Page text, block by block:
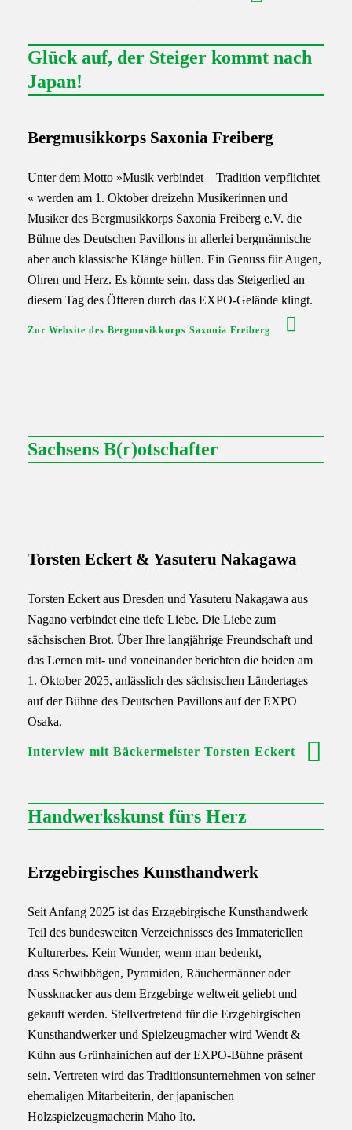
Glück auf, der Steiger kommt nach
Japan!
Bergmusikkorps Saxonia Freiberg
Unter dem Motto »Musik verbindet – Tradition verpflichtet
« werden am 1. Oktober dreizehn Musikerinnen und
Musiker des Bergmusikkorps Saxonia Freiberg e.V. die
Bühne des Deutschen Pavillons in allerlei bergmännische
aber auch klassische Klänge hüllen. Ein Genuss für Augen,
Ohren und Herz. Es könnte sein, dass das Steigerlied an
diesem Tag des Öfteren durch das EXPO-Gelände klingt.
Zur Website des Bergmusikkorps Saxonia Freiberg
Sachsens B(r)otschafter
Torsten Eckert & Yasuteru Nakagawa
Torsten Eckert aus Dresden und Yasuteru Nakagawa aus
Nagano verbindet eine tiefe Liebe. Die Liebe zum
sächsischen Brot. Über Ihre langjährige Freundschaft und
das Lernen mit- und voneinander berichten die beiden am
1. Oktober 2025, anlässlich des sächsischen Ländertages
auf der Bühne des Deutschen Pavillons auf der EXPO
Osaka.
Interview mit Bäckermeister Torsten Eckert
Handwerkskunst fürs Herz
Erzgebirgisches Kunsthandwerk
Seit Anfang 2025 ist das Erzgebirgische Kunsthandwerk
Teil des bundesweiten Verzeichnisses des Immateriellen
Kulturerbes. Kein Wunder, wenn man bedenkt,
dass Schwibbögen, Pyramiden, Räuchermänner oder
Nussknacker aus dem Erzgebirge weltweit geliebt und
gekauft werden. Stellvertretend für die Erzgebirgischen
Kunsthandwerker und Spielzeugmacher wird Wendt &
Kühn aus Grünhainichen auf der EXPO-Bühne präsent
sein. Vertreten wird das Traditionsunternehmen von seiner
ehemaligen Mitarbeiterin, der japanischen
Holzspielzeugmacherin Maho Ito.